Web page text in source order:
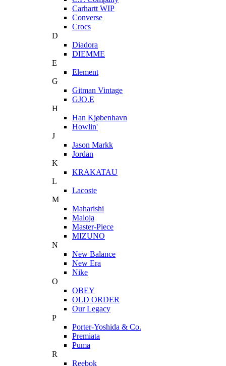
Carhartt WIP
Converse
Crocs
D
Diadora
DIEMME
E
Element
G
Gitman Vintage
GJO.E
H
Han Kjøbenhavn
Howlin'
J
Jason Markk
Jordan
K
KRAKATAU
L
Lacoste
M
Maharishi
Maloja
Master-Piece
MIZUNO
N
New Balance
New Era
Nike
O
OBEY
OLD ORDER
Our Legacy
P
Porter-Yoshida & Co.
Premiata
Puma
R
Reebok